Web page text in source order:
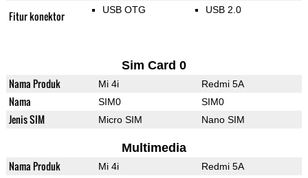
Fitur konektor USB OTG USB 2.0
Sim Card 0
Nama Produk Mi 4i Redmi 5A
Nama SIM0 SIM0
Jenis SIM Micro SIM Nano SIM
Multimedia
Nama Produk Mi 4i Redmi 5A